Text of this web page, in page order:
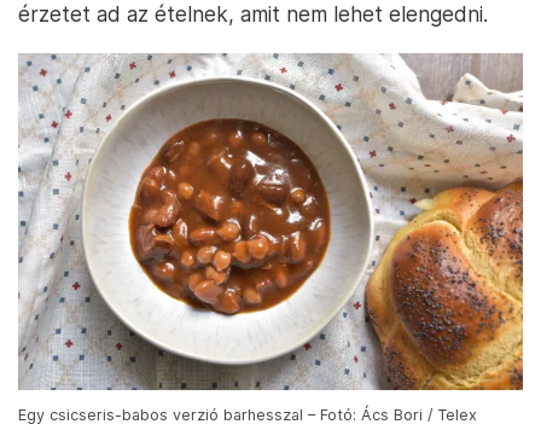
érzetet ad az ételnek, amit nem lehet elengedni.
Egy csicseris-babos verzió barhesszal – Fotó: Ács Bori / Telex